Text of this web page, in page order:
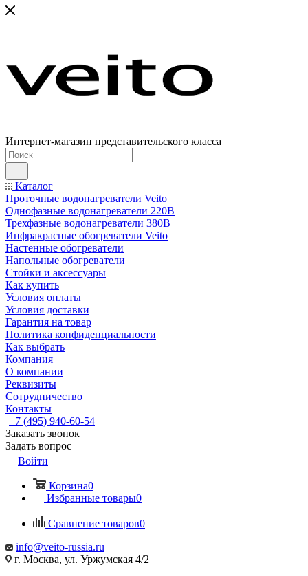
Интернет-магазин представительского класса
Каталог
Проточные водонагреватели Veito
Однофазные водонагреватели 220В
Трехфазные водонагреватели 380В
Инфракрасные обогреватели Veito
Настенные обогреватели
Напольные обогреватели
Стойки и аксессуары
Как купить
Условия оплаты
Условия доставки
Гарантия на товар
Политика конфиденциальности
Как выбрать
Компания
О компании
Реквизиты
Сотрудничество
Контакты
+7 (495) 940-60-54
Заказать звонок
Задать вопрос
Войти
Корзина0
Избранные товары0
Сравнение товаров0
info@veito-russia.ru
г. Москва, ул. Уржумская 4/2